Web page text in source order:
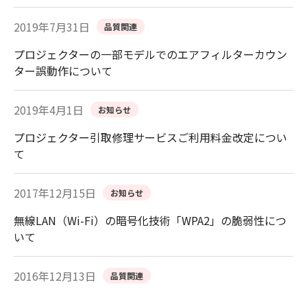
2019年7月31日 品質関連
プロジェクターの一部モデルでのエアフィルターカウン
ター誤動作について
2019年4月1日 お知らせ
プロジェクター引取修理サービスご利用料金改定につい
て
2017年12月15日 お知らせ
無線LAN（Wi-Fi）の暗号化技術「WPA2」の脆弱性につ
いて
2016年12月13日 品質関連